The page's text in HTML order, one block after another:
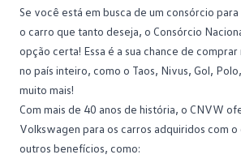
Se você está em busca de um consórcio
o carro que tanto deseja, o Consórcio
opção certa! Essa é a sua chance de
no país inteiro, como o Taos, Nivus, Gol, Polo,
muito mais!
Com mais de 40 anos de história, o CNVW
Volkswagen para os carros adquiridos com
outros benefícios, como: